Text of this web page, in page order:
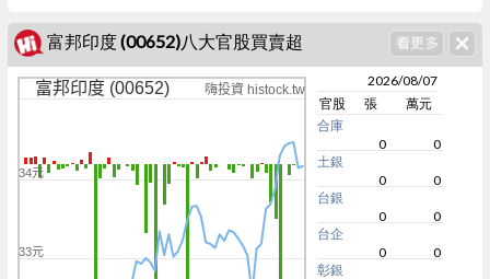
富邦印度 (00652)八大官股買賣超
富邦印度 (00652) 嗨投資 histock.tw
33元
34元
2026/08/07
官股
張
萬元
合庫
0
0
土銀
0
0
台銀
0
0
台企
0
0
彰銀